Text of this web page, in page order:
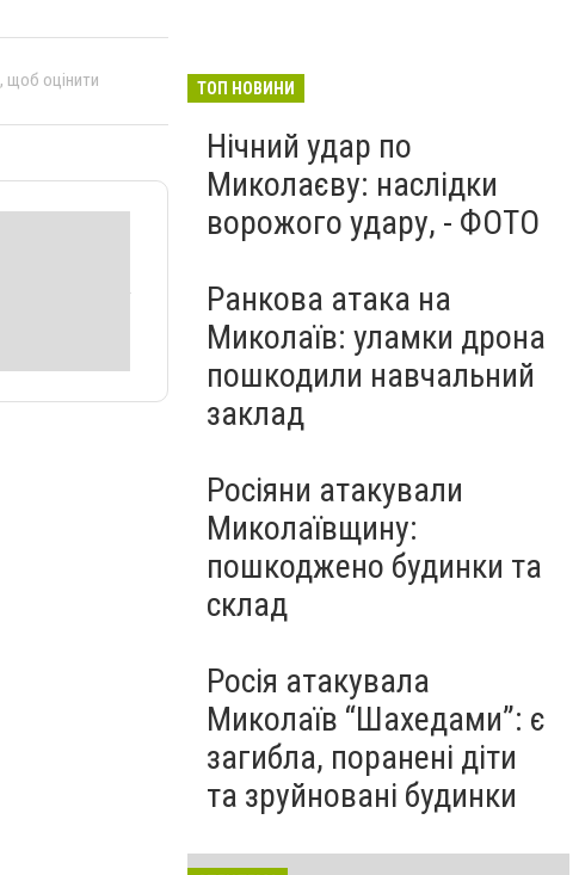
, щоб оцінити ТОП НОВИНИ
Нічний удар по
Миколаєву: наслідки
ворожого удару, - ФОТО
Ранкова атака на
Миколаїв: уламки дрона
пошкодили навчальний
заклад
Росіяни атакували
Миколаївщину:
пошкоджено будинки та
склад
Росія атакувала
Миколаїв “Шахедами”: є
загибла, поранені діти
та зруйновані будинки